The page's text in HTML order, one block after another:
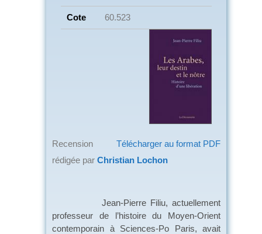
Cote 60.523
Télécharger au format PDF
Recension
rédigée par Christian Lochon
Jean-Pierre Filiu, actuellement
professeur de l’histoire du Moyen-Orient
contemporain à Sciences-Po Paris, avait